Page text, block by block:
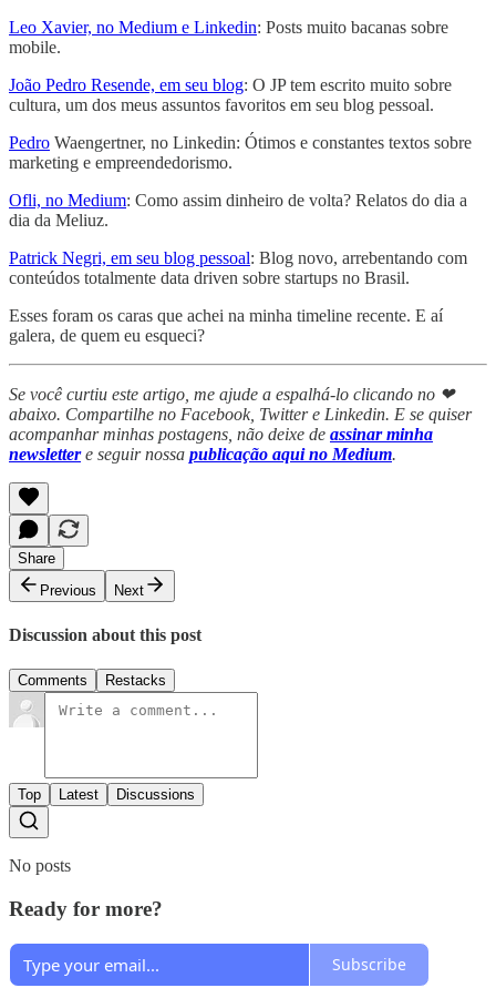
Leo Xavier, no Medium e Linkedin: Posts muito bacanas sobre
mobile.
João Pedro Resende, em seu blog: O JP tem escrito muito sobre
cultura, um dos meus assuntos favoritos em seu blog pessoal.
Pedro Waengertner, no Linkedin: Ótimos e constantes textos sobre
marketing e empreendedorismo.
Ofli, no Medium: Como assim dinheiro de volta? Relatos do dia a
dia da Meliuz.
Patrick Negri, em seu blog pessoal: Blog novo, arrebentando com
conteúdos totalmente data driven sobre startups no Brasil.
Esses foram os caras que achei na minha timeline recente. E aí
galera, de quem eu esqueci?
Se você curtiu este artigo, me ajude a espalhá-lo clicando no ❤
abaixo. Compartilhe no Facebook, Twitter e Linkedin. E se quiser
acompanhar minhas postagens, não deixe de assinar minha
newslettere seguir nossa publicação aqui no Medium.
Share
Previous
Next
Discussion about this post
Comments Restacks
Top Latest Discussions
No posts
Ready for more?
Subscribe